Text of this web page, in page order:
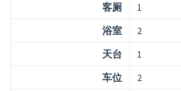
客厕
1
浴室
2
天台
1
车位
2